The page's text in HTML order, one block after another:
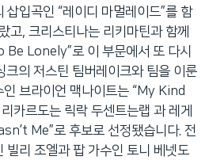
삽입곡인 “레이디 마멀레이드”를 함
고, 크리스티나는 리키마틴과 함께
Lonely”로 이 부문에서 또 다시
크의 저스틴 팀버레이크와 팀을 이룬
브라이언 맥나이트는 “My Kind
카르도는 릭락 두센트는랩 과 레게
Me”로 후보로 선정됐습니다. 전
빌리 조엘과 팝 가수인 토니 베넷도